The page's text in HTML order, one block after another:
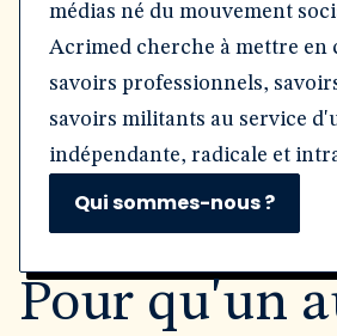
médias né du mouvement
Acrimed cherche à mettre en
savoirs professionnels,
savoirs militants au service
indépendante, radicale et
Qui sommes-nous ?
Pour qu'un